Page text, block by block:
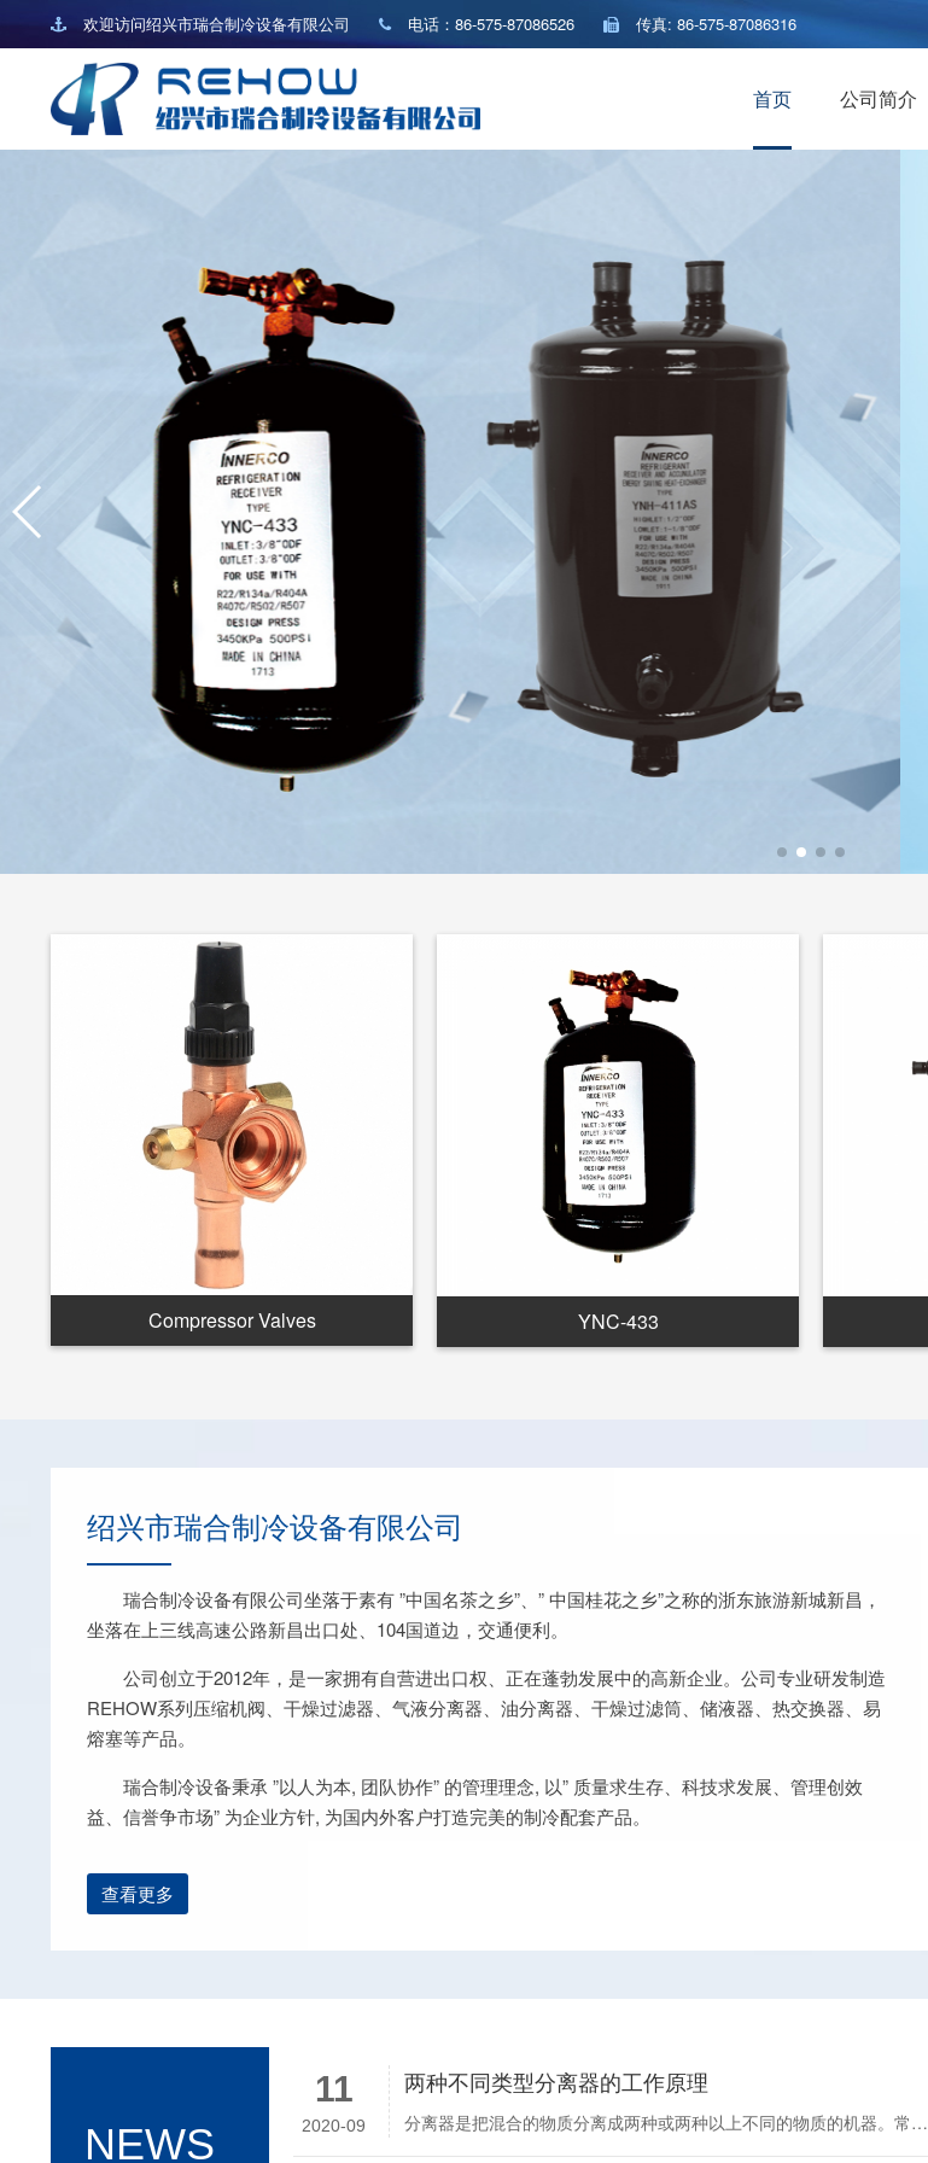
欢迎访问绍兴市瑞合制冷设备有限公司 电话： 86-575-87086526 传真: 86-575-87086316
首页 公司简介
Compressor Valves YNC-433
绍兴市瑞合制冷设备有限公司
瑞合制冷设备有限公司坐落于素有 ”中国名茶之乡”、” 中国桂花之乡”之称的浙东旅游新城新昌，
坐落在上三线高速公路新昌出口处、104国道边，交通便利。
公司创立于2012年，是一家拥有自营进出口权、正在蓬勃发展中的高新企业。公司专业研发制造
REHOW系列压缩机阀、干燥过滤器、气液分离器、油分离器、干燥过滤筒、储液器、热交换器、易
熔塞等产品。
瑞合制冷设备秉承 ”以人为本, 团队协作” 的管理理念, 以” 质量求生存、科技求发展、管理创效
益、信誉争市场” 为企业方针, 为国内外客户打造完美的制冷配套产品。
查看更多
NEWS
11
2020-09
两种不同类型分离器的工作原理
分离器是把混合的物质分离成两种或两种以上不同的物质的机器。常见的分离器有离心式分离器、静电式分离器，下面我们就为您介绍这两种分离器的工作原理。离心式分离器当控制器接通电源时，吸雾口产生强大的负压迫使油雾被定向吸入吸雾器内……